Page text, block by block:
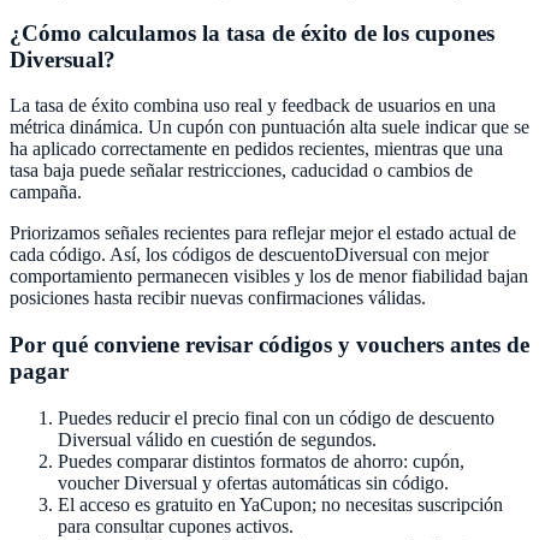
¿Cómo calculamos la tasa de éxito de los cupones
Diversual?
La tasa de éxito combina uso real y feedback de usuarios en una
métrica dinámica. Un cupón con puntuación alta suele indicar que se
ha aplicado correctamente en pedidos recientes, mientras que una
tasa baja puede señalar restricciones, caducidad o cambios de
campaña.
Priorizamos señales recientes para reflejar mejor el estado actual de
cada código. Así, los códigos de descuentoDiversual con mejor
comportamiento permanecen visibles y los de menor fiabilidad bajan
posiciones hasta recibir nuevas confirmaciones válidas.
Por qué conviene revisar códigos y vouchers antes de
pagar
Puedes reducir el precio final con un código de descuento
Diversual válido en cuestión de segundos.
Puedes comparar distintos formatos de ahorro: cupón,
voucherDiversual y ofertas automáticas sin código.
El acceso es gratuito en YaCupon; no necesitas suscripción
para consultar cupones activos.